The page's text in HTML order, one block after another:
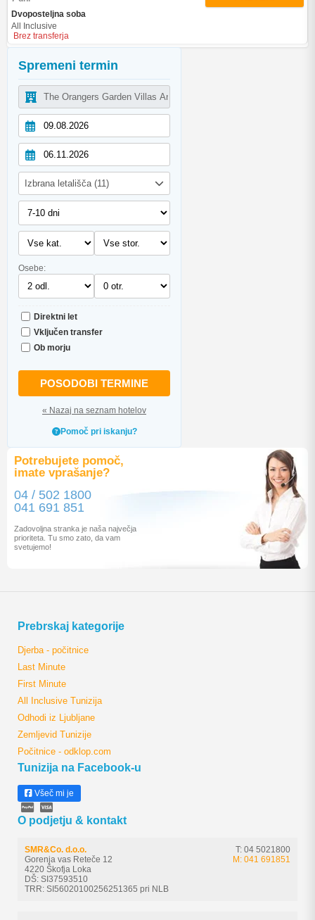
Spremeni termin
Izbrana letališča (11)
Osebe:
Direktni let
Vključen transfer
Ob morju
POSODOBI TERMINE
« Nazaj na seznam hotelov
Pomoč pri iskanju?
Potrebujete pomoč,
imate vprašanje?
04 / 502 1800
041 691 851
Zadovoljna stranka je naša največja
prioriteta. Tu smo zato, da vam
svetujemo!
Dvoposteljna soba
All Inclusive
Brez transferja
Prebrskaj kategorije
Djerba - počitnice
Last Minute
First Minute
All Inclusive Tunizija
Odhodi iz Ljubljane
Zemljevid Tunizije
Počitnice - odklop.com
Tunizija na Facebook-u
Všeč mi je
O podjetju & kontakt
SMR&Co. d.o.o.
Gorenja vas Reteče 12
4220 Škofja Loka
DŠ: SI37593510
TRR: SI56020100256251365 pri NLB
T: 04 5021800
M: 041 691851